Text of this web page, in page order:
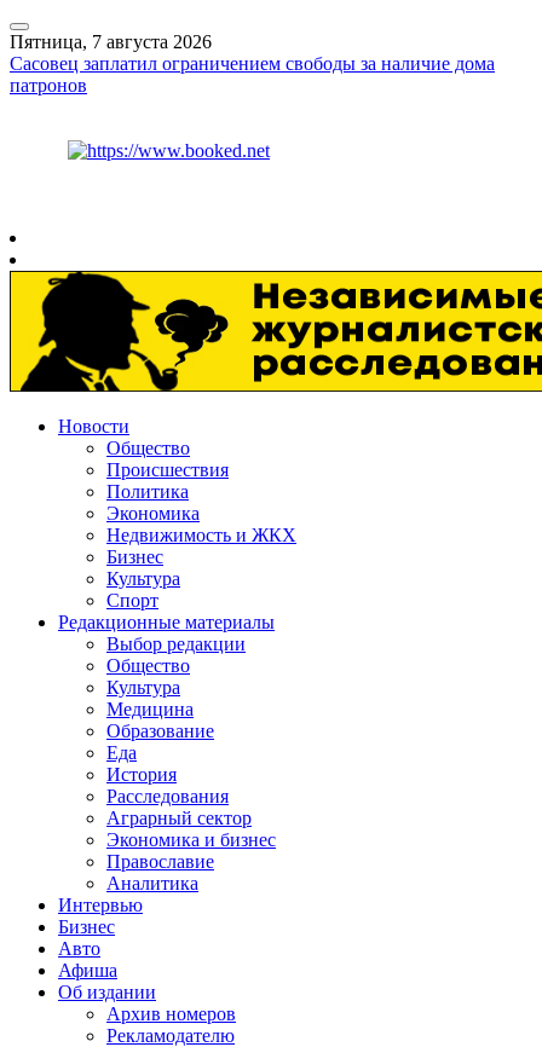
Пятница, 7 августа 2026
Сасовец заплатил ограничением свободы за наличие дома
патронов
Новости
Общество
Происшествия
Политика
Экономика
Недвижимость и ЖКХ
Бизнес
Культура
Спорт
Редакционные материалы
Выбор редакции
Общество
Культура
Медицина
Образование
Еда
История
Расследования
Аграрный сектор
Экономика и бизнес
Православие
Аналитика
Интервью
Бизнес
Авто
Афиша
Об издании
Архив номеров
Рекламодателю